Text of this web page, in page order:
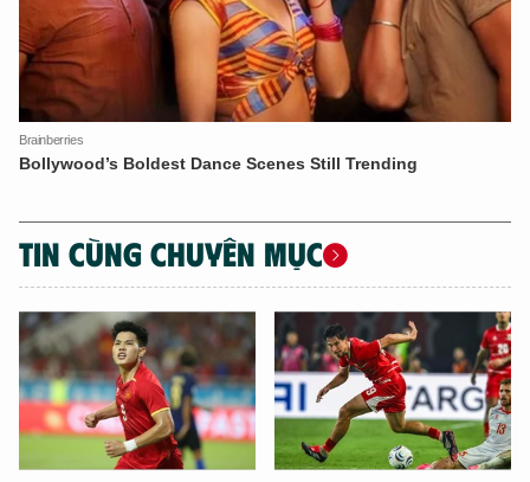
TIN CÙNG CHUYÊN MỤC
XIN CHÀO,
TÔI LÀ CHATBOT CỦA